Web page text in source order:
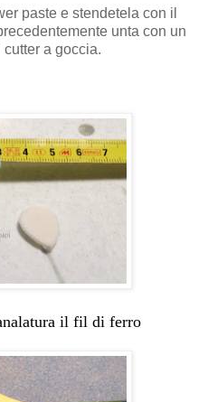
paste e stendetela con il
unta con un
a goccia.
il fil di ferro